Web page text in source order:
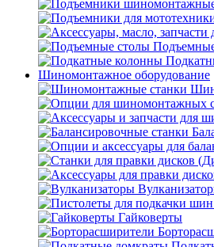
Шиномонтажное оборудование
Гайковерты